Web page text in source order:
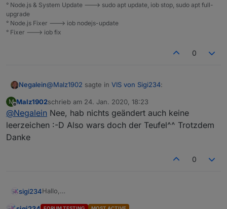
° Node.js & System Update ---> sudo apt update, iob stop, sudo apt full-
upgrade
° Node.js Fixer ---> iob nodejs-update
° Fixer ---> iob fix
0
Negalein@Malz1902 sagte in VIS von Sigi234:
weiß der teufel warum
M
Offline
Malz1902schrieb am 24. Jan. 2020, 18:23
zuletzt editiert von
@Negalein Nee, hab nichts geändert auch keine
leerzeichen :-D Also wars doch der Teufel^^ Trotzdem
Danke
0
sigi234Hallo,